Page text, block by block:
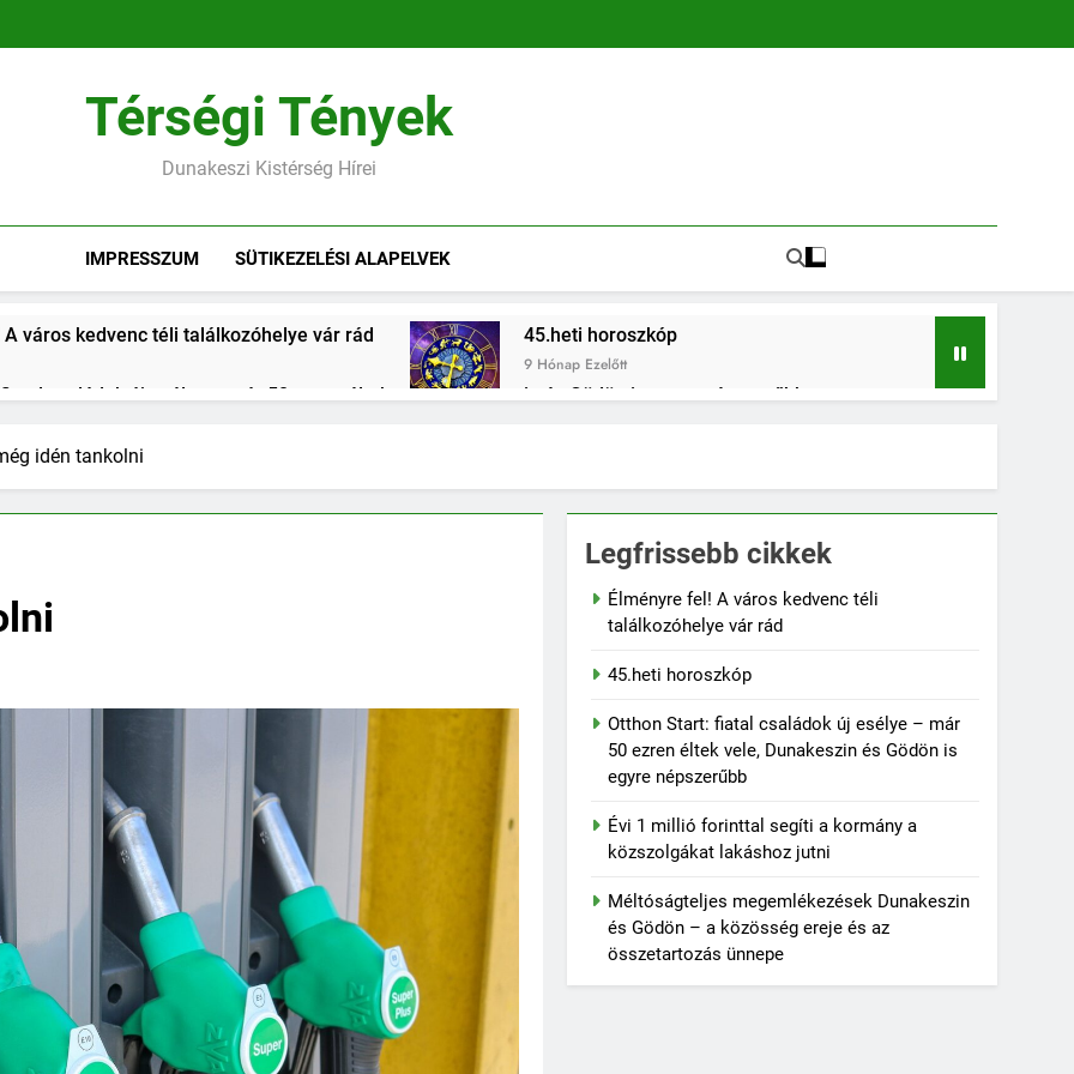
Térségi Tények
Dunakeszi Kistérség Hírei
IMPRESSZUM SÜTIKEZELÉSI ALAPELVEK
város kedvenc téli találkozóhelye vár rád 45.heti horoszkóp
9 Hónap Ezelőtt
családok új esélye – már 50 ezren éltek vele, Dunakeszin és Gödön is egyre népszerűbb
segíti a kormány a közszolgákat lakáshoz jutni
megemlékezések Dunakeszin és Gödön – a közösség ereje és az összetartozás ünnepe
Tisza Párt adatbázisa – gödi név is a listán!
felhasználó adatai szivároghattak ki – a Tisza Világ applikáció botránya
hirdet, a Tisza a Dunán hajókázik
idén tankolni
Legfrissebb cikkek
Élményre fel! A város kedvenc téli
találkozóhelye vár rád
45.heti horoszkóp
Otthon Start: fiatal családok új esélye – már
50 ezren éltek vele, Dunakeszin és Gödön is
egyre népszerűbb
Évi 1 millió forinttal segíti a kormány a
közszolgákat lakáshoz jutni
Méltóságteljes megemlékezések Dunakeszin
és Gödön – a közösség ereje és az
összetartozás ünnepe